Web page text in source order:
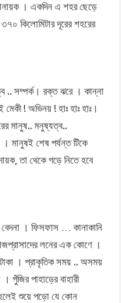
। একদিন এ শহর ছেড়ে
কিলোমিটার দূরের শহরের
.. সম্পর্ক। রক্ত ঝরে । কান্না
! অভিনয় ! হাঃ হাঃ হাঃ।
মানুষ.. মনুষ্যত্ব..
মানুষই শেষ পর্যন্ত টিকে
তা থেকে গড়ে নিতে হবে
বেদনা । ফিসফাস … কানাকানি
লনের এক কোণে ।
টাকা । প্রাকৃতিক সময় .. অসময়
পুঁজির পাহাড়ের বাহারী
হলেই শুয়ে পড়ো যে কোন